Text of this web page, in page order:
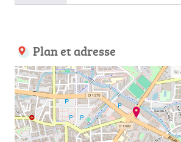
Plan et adresse
©